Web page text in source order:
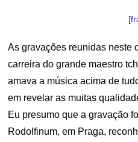
As gravações reunidas neste
carreira do grande maestro
amava a música acima de
em revelar as muitas
Eu presumo que a gravação
Rodolfinum, em Praga,